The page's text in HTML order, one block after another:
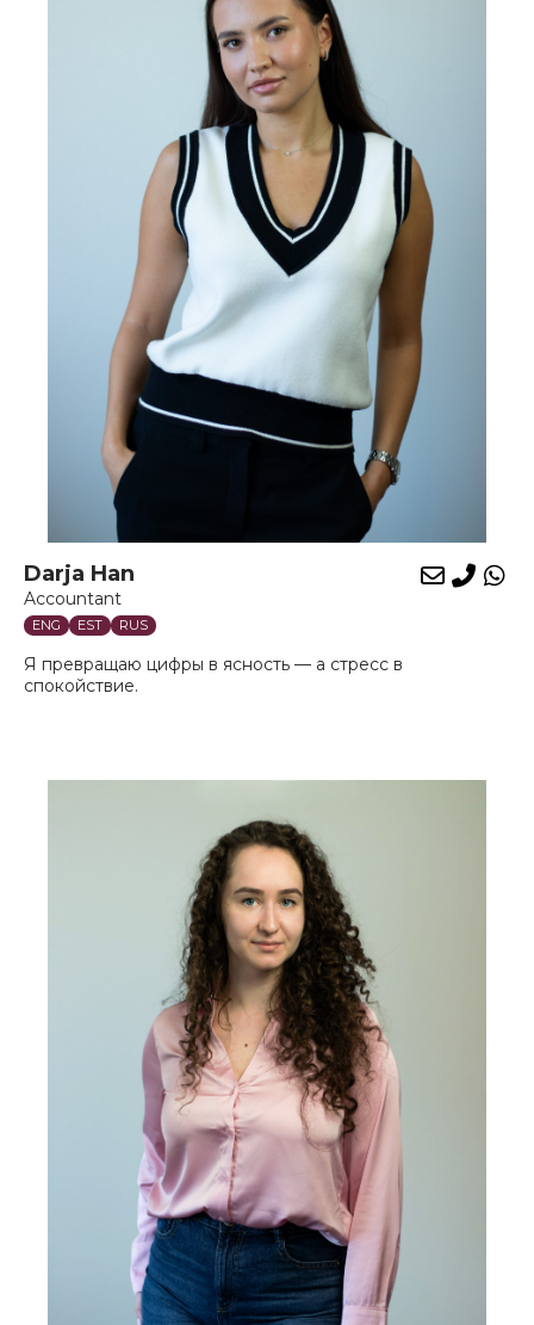
Darja Han
Accountant
ENG EST RUS
Я превращаю цифры в ясность — а стресс в
спокойствие.
E-